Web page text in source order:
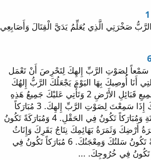
الرَّبُّ صَخْرَتِي الَّذِي يُعَلِّمُ يَدَيَّ الْقِتَالَ وَأَصَابِعِي
سَمْعاً لِصَوْتِ الرَّبِّ إِلهِكَ لِتَحْرِصَ أَنْ تَعْمَل
أَنَا أُوصِيكَ بِهَا اليَوْمَ يَجْعَلُكَ الرَّبُّ إِلهُكَ
مُسْتَعْلِياً عَلى جَمِيعِ قَبَائِلِ الأَرْضِ 2 وَتَأْتِي عَليْكَ جَمِيعُ هَذِهِ
البَرَكَاتِ وَتُدْرِكُكَ إِذَا سَمِعْتَ لِصَوْتِ الرَّبِّ إِلهِكَ. 3 مُبَارَكاً
تَكُونُ فِي المَدِينَةِ وَمُبَارَكاً تَكُونُ فِي الحَقْلِ. 4 وَمُبَارَكَةً تَكُونُ
أَرْضِكَ وَثَمَرَةُ بَهَائِمِكَ نِتَاجُ بَقَرِكَ وَإِنَاثُ
غَنَمِكَ. 5 مُبَارَكَةً تَكُونُ سَلتُكَ وَمِعْجَنُكَ. 6 مُبَارَكاً تَكُونُ فِي
تَكُونُ فِي خُرُوجِكَ. ...